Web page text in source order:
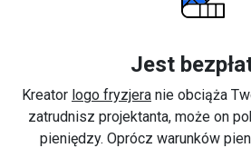
Jest
Kreator logo fryzjera nie obciąża
zatrudnisz projektanta, może on
pieniędzy. Oprócz warunków